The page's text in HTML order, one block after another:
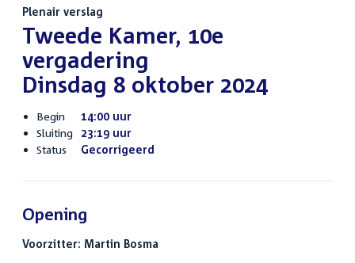
Plenair verslag
Tweede Kamer, 10e
vergadering
Dinsdag 8 oktober 2024
Begin
14:00 uur
Sluiting
23:19 uur
Status
Gecorrigeerd
Opening
Voorzitter: Martin Bosma